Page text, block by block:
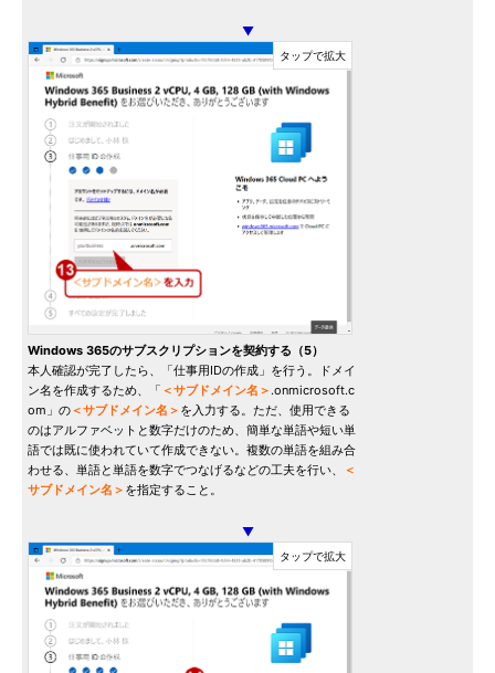
▼
Windows 365のサブスクリプションを契約する（5）
本人確認が完了したら、「仕事用IDの作成」を行う。ドメイ
ン名を作成するため、「 ＜サブドメイン名＞ .onmicrosoft.c
om」の＜サブドメイン名＞ を入力する。ただ、使用できる
のはアルファベットと数字だけのため、簡単な単語や短い単
語では既に使われていて作成できない。複数の単語を組み合
わせる、単語と単語を数字でつなげるなどの工夫を行い、
＜
サブドメイン名＞ を指定すること。
▼